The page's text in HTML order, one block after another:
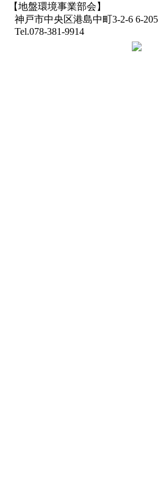
【地盤環境事業部会】
神戸市中央区港島中町3-2-6 6-205
Tel.078-381-9914